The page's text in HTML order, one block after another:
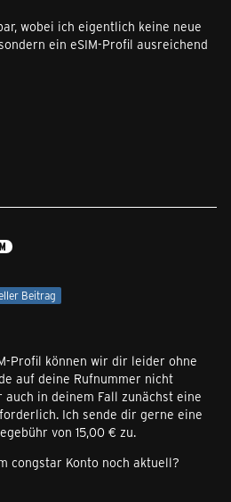
wobei ich eigentlich keine neue
ein eSIM-Profil ausreichend
Beitrag
Profil können wir dir leider ohne
auf deine Rufnummer nicht
in deinem Fall zunächst eine
Ich sende dir gerne eine
von 15,00 € zu.
congstar Konto noch aktuell?